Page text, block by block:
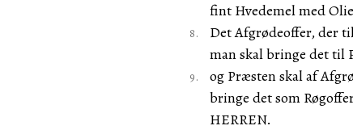
fint Hvedemel med
Det Afgrødeoffer, der
man skal bringe det til
og Præsten skal af
bringe det som
HERREN.